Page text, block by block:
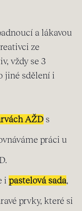
a lákavou
ze
vždy se 3
jiné sdělení i
AŽD s
práci u
i pastelová sada,
prvky, které si